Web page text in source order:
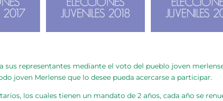
representantes mediante el voto del pueblo joven
joven Merlense que lo desee pueda acercarse a participar.
los cuales tienen un mandato de 2 años, cada año se